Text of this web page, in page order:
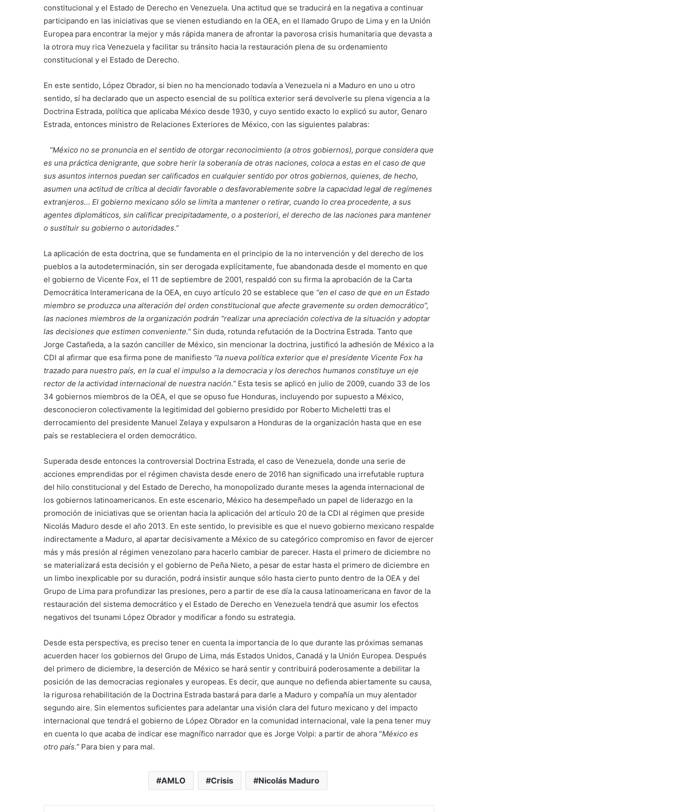
constitucional y el Estado de Derecho en Venezuela. Una actitud que se traducirá en la negativa a continuar
participando en las iniciativas que se vienen estudiando en la OEA, en el llamado Grupo de Lima y en la Unión
Europea para encontrar la mejor y más rápida manera de afrontar la pavorosa crisis humanitaria que devasta a
la otrora muy rica Venezuela y facilitar su tránsito hacia la restauración plena de su ordenamiento
constitucional y el Estado de Derecho.
En este sentido, López Obrador, si bien no ha mencionado todavía a Venezuela ni a Maduro en uno u otro
sentido, sí ha declarado que un aspecto esencial de su política exterior será devolverle su plena vigencia a la
Doctrina Estrada, política que aplicaba México desde 1930, y cuyo sentido exacto lo explicó su autor, Genaro
Estrada, entonces ministro de Relaciones Exteriores de México, con las siguientes palabras:
“México no se pronuncia en el sentido de otorgar reconocimiento (a otros gobiernos), porque considera que
es una práctica denigrante, que sobre herir la soberanía de otras naciones, coloca a estas en el caso de que
sus asuntos internos puedan ser calificados en cualquier sentido por otros gobiernos, quienes, de hecho,
asumen una actitud de crítica al decidir favorable o desfavorablemente sobre la capacidad legal de regímenes
extranjeros… El gobierno mexicano sólo se limita a mantener o retirar, cuando lo crea procedente, a sus
agentes diplomáticos, sin calificar precipitadamente, o a posteriori, el derecho de las naciones para mantener
o sustituir su gobierno o autoridades.”
La aplicación de esta doctrina, que se fundamenta en el principio de la no intervención y del derecho de los
pueblos a la autodeterminación, sin ser derogada explícitamente, fue abandonada desde el momento en que
el gobierno de Vicente Fox, el 11 de septiembre de 2001, respaldó con su firma la aprobación de la Carta
Democrática Interamericana de la OEA, en cuyo artículo 20 se establece que “en el caso de que en un Estado
miembro se produzca una alteración del orden constitucional que afecte gravemente su orden democrático”,
las naciones miembros de la organización podrán “realizar una apreciación colectiva de la situación y adoptar
las decisiones que estimen conveniente.” Sin duda, rotunda refutación de la Doctrina Estrada. Tanto que
Jorge Castañeda, a la sazón canciller de México, sin mencionar la doctrina, justificó la adhesión de México a la
CDI al afirmar que esa firma pone de manifiesto “la nueva política exterior que el presidente Vicente Fox ha
trazado para nuestro país, en la cual el impulso a la democracia y los derechos humanos constituye un eje
rector de la actividad internacional de nuestra nación.” Esta tesis se aplicó en julio de 2009, cuando 33 de los
34 gobiernos miembros de la OEA, el que se opuso fue Honduras, incluyendo por supuesto a México,
desconocieron colectivamente la legitimidad del gobierno presidido por Roberto Micheletti tras el
derrocamiento del presidente Manuel Zelaya y expulsaron a Honduras de la organización hasta que en ese
país se restableciera el orden democrático.
Superada desde entonces la controversial Doctrina Estrada, el caso de Venezuela, donde una serie de
acciones emprendidas por el régimen chavista desde enero de 2016 han significado una irrefutable ruptura
del hilo constitucional y del Estado de Derecho, ha monopolizado durante meses la agenda internacional de
los gobiernos latinoamericanos. En este escenario, México ha desempeñado un papel de liderazgo en la
promoción de iniciativas que se orientan hacia la aplicación del artículo 20 de la CDI al régimen que preside
Nicolás Maduro desde el año 2013. En este sentido, lo previsible es que el nuevo gobierno mexicano respalde
indirectamente a Maduro, al apartar decisivamente a México de su categórico compromiso en favor de ejercer
más y más presión al régimen venezolano para hacerlo cambiar de parecer. Hasta el primero de diciembre no
se materializará esta decisión y el gobierno de Peña Nieto, a pesar de estar hasta el primero de diciembre en
un limbo inexplicable por su duración, podrá insistir aunque sólo hasta cierto punto dentro de la OEA y del
Grupo de Lima para profundizar las presiones, pero a partir de ese día la causa latinoamericana en favor de la
restauración del sistema democrático y el Estado de Derecho en Venezuela tendrá que asumir los efectos
negativos del tsunami López Obrador y modificar a fondo su estrategia.
Desde esta perspectiva, es preciso tener en cuenta la importancia de lo que durante las próximas semanas
acuerden hacer los gobiernos del Grupo de Lima, más Estados Unidos, Canadá y la Unión Europea. Después
del primero de diciembre, la deserción de México se hará sentir y contribuirá poderosamente a debilitar la
posición de las democracias regionales y europeas. Es decir, que aunque no defienda abiertamente su causa,
la rigurosa rehabilitación de la Doctrina Estrada bastará para darle a Maduro y compañía un muy alentador
segundo aire. Sin elementos suficientes para adelantar una visión clara del futuro mexicano y del impacto
internacional que tendrá el gobierno de López Obrador en la comunidad internacional, vale la pena tener muy
en cuenta lo que acaba de indicar ese magnífico narrador que es Jorge Volpi: a partir de ahora “México es
otro país.” Para bien y para mal.
AMLO Crisis Nicolás Maduro